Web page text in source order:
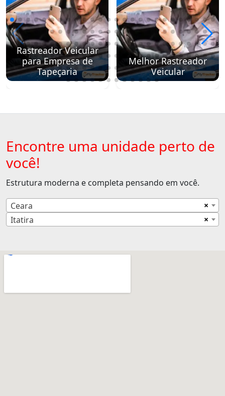
Rastreador Veicular
para Empresa de
Tapeçaria
Melhor Rastreador
Veicular
Encontre uma unidade perto de
você!
Estrutura moderna e completa pensando em você.
×
Ceara
×
Itatira